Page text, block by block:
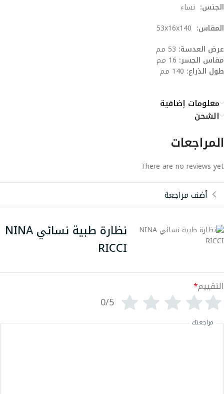
الجنس: نساء
المقاس:
عرض العدسة:
مقاس الجسر:
طول الذراع:
معلومات إضافية
الشحن
المراجعات
There are no reviews yet
أضف مراجعة
نظارة طبية نسائي NINA
RICCI
التقييم*
0/5
مراجعتك